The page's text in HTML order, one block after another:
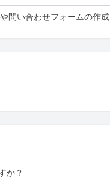
問い合わせフォームの作成
か？